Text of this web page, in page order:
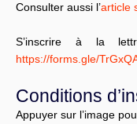
Consulter aussi l’article
S’inscrire à la
https://forms.gle/
Conditions
Appuyer sur l’image